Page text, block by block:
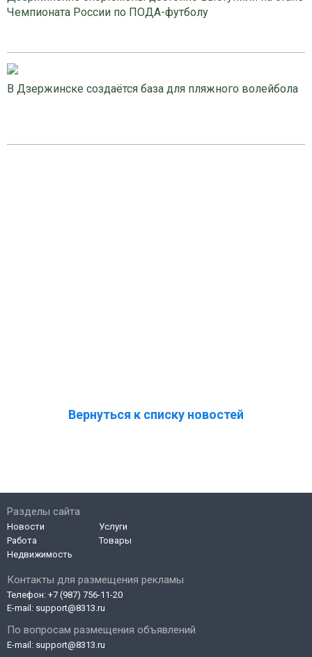
Чемпионата России по ПОДА-футболу
В Дзержинске создаётся база для пляжного волейбола
Вернуться к списку новостей
Контакты для размещения рекламы
Телефон: +7 (987) 756-11-20
E-mail: support@8313.ru
По вопросам размещения объявлений
E-mail: support@8313.ru
Разделы сайта
Новости
Работа
Недвижимость
Услуги
Товары